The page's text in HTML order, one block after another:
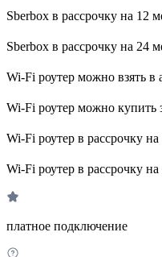
Sberbox в рассрочку на 12
Sberbox в рассрочку на 24
Wi-Fi роутер можно взять в
Wi-Fi роутер можно купить
Wi-Fi роутер в рассрочку
Wi-Fi роутер в рассрочку
платное подключение